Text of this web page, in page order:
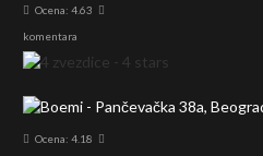
Ocena: 4.63
komentara
Ocena: 4.18